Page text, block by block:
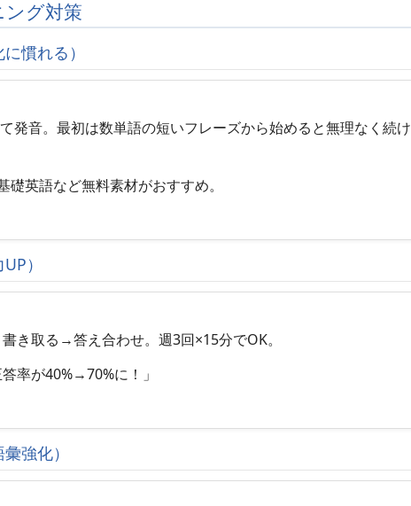
グ対策
慣れる）
発音。最初は数単語の短いフレーズから始めると無理なく続け
英語など無料素材がおすすめ。
）
き取る→答え合わせ。週3回×15分でOK。
率が40%→70%に！」
強化）